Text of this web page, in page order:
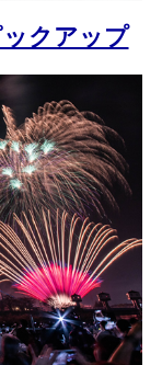
クアップ